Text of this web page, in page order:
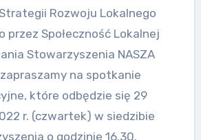
Rozwoju Lokalnego
przez Społeczność Lokalnej
Stowarzyszenia NASZA
zapraszamy na spotkanie
które odbędzie się 29
r. (czwartek) w siedzibie
o godzinie 16.30.